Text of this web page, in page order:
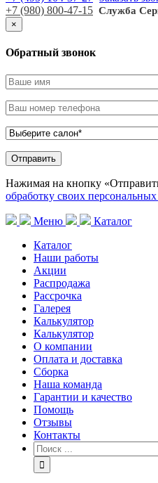
+7 (980) 800-47-15 Служба
×
Обратный звонок
Нажимая на кнопку
обработку своих
Меню
Каталог
Каталог
Наши работы
Акции
Распродажа
Рассрочка
Галерея
Калькулятор
Калькулятор
О компании
Оплата и доставка
Сборка
Наша команда
Гарантии и качество
Помощь
Отзывы
Контакты